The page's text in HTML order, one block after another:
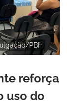
PBH
reforça
uso do